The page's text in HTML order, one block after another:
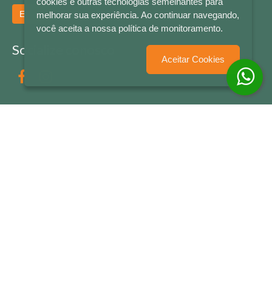
Enviar
Socialize conosco
melhorar sua experiência. Ao continuar navegando,
você aceita a nossa política de monitoramento.
Aceitar Cookies